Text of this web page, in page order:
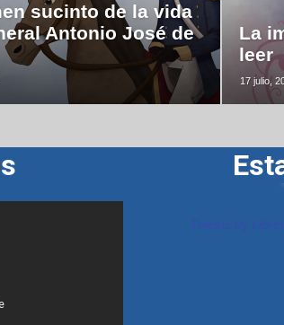
sucinto de la vida
Antonio José de
La
leer
17 julio,